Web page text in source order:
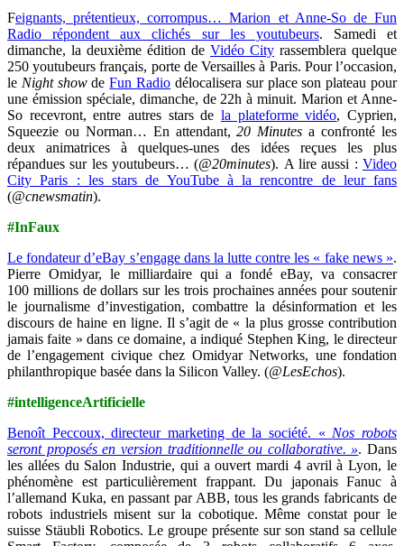
Feignants, prétentieux, corrompus… Marion et Anne-So de Fun
Radio répondent aux clichés sur les youtubeurs. Samedi et
dimanche, la deuxième édition de Vidéo City rassemblera quelque
250 youtubeurs français, porte de Versailles à Paris. Pour l’occasion,
le Night showdeFun Radio délocalisera sur place son plateau pour
une émission spéciale, dimanche, de 22h à minuit. Marion et Anne-
So recevront, entre autres stars de la plateforme vidéo, Cyprien,
Squeezie ou Norman… En attendant,20 Minutes a confronté les
deux animatrices à quelques-unes des idées reçues les plus
répandues sur les youtubeurs…(@20minutes). A lire aussi :Video
City Paris : les stars de YouTube à la rencontre de leur fans
(@cnewsmatin).
#InFaux
Le fondateur d’eBay s’engage dans la lutte contre les « fake news ».
Pierre Omidyar, le milliardaire qui a fondé eBay, va consacrer
100 millions de dollars sur les trois prochaines années pour soutenir
le journalisme d’investigation, combattre la désinformation et les
discours de haine en ligne. Il s’agit de « la plus grosse contribution
jamais faite » dans ce domaine, a indiqué Stephen King, le directeur
de l’engagement civique chez Omidyar Networks, une fondation
philanthropique basée dans la Silicon Valley. (@LesEchos).
#intelligenceArtificielle
Benoît Peccoux, directeur marketing de la société. « Nos robots
seront proposés en version traditionnelle ou collaborative. ». Dans
les allées du Salon Industrie, qui a ouvert mardi 4 avril à Lyon, le
phénomène est particulièrement frappant. Du japonais Fanuc à
l’allemand Kuka, en passant par ABB, tous les grands fabricants de
robots industriels misent sur la cobotique. Même constat pour le
suisse Stäubli Robotics. Le groupe présente sur son stand sa cellule